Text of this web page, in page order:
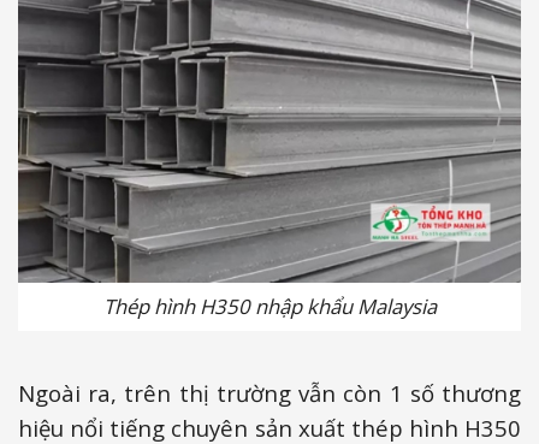
Thép hình H350 nhập khẩu Malaysia
Ngoài ra, trên thị trường vẫn còn 1 số thương
hiệu nổi tiếng chuyên sản xuất thép hình H350